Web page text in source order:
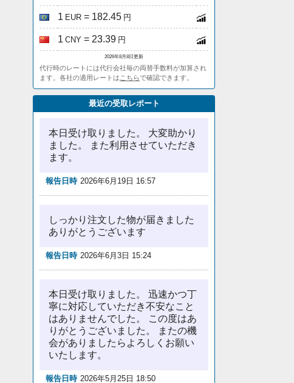
1 EUR = 182.45 円
1 CNY = 23.39 円
2026年8月8日更新
代行時のレートには代行会社毎の両替手数料が加算され
ます。各社の適用レートは こちらで確認できます。
最近の受取レポート
本日受け取りました。 大変助かり
ました。 また利用させていただき
ます。
報告日時 2026年6月19日 16:57
しっかり注文した物が届きました
ありがとうございます
報告日時 2026年6月3日 15:24
本日受け取りました。 迅速かつ丁
寧に対応していただき不安なこと
はありませんでした。 この度はあ
りがとうございました。 またの機
会がありましたらよろしくお願い
いたします。
報告日時 2026年5月25日 18:50